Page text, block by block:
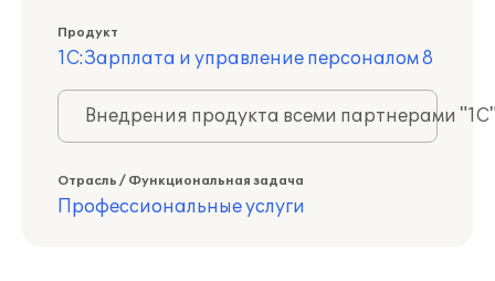
Продукт
1С:Зарплата и управление персоналом 8
Внедрения продукта всеми партнерами
Отрасль / Функциональная задача
Профессиональные услуги